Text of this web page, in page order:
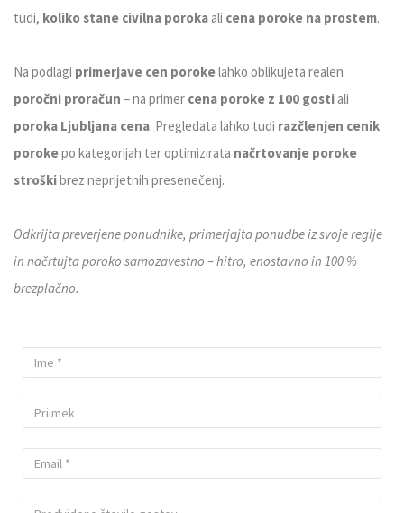
tudi, koliko stane civilna poroka ali cena poroke na prostem.
Na podlagi primerjave cen porokelahko oblikujeta realen
poročni proračun – na primer cena poroke z 100 gosti ali
poroka Ljubljana cena. Pregledata lahko tudi razčlenjen cenik
porokepo kategorijah ter optimizirata načrtovanje poroke
stroškibrez neprijetnih presenečenj.
Odkrijta preverjene ponudnike, primerjajta ponudbe iz svoje regije
in načrtujta poroko samozavestno – hitro, enostavno in 100 %
brezplačno.